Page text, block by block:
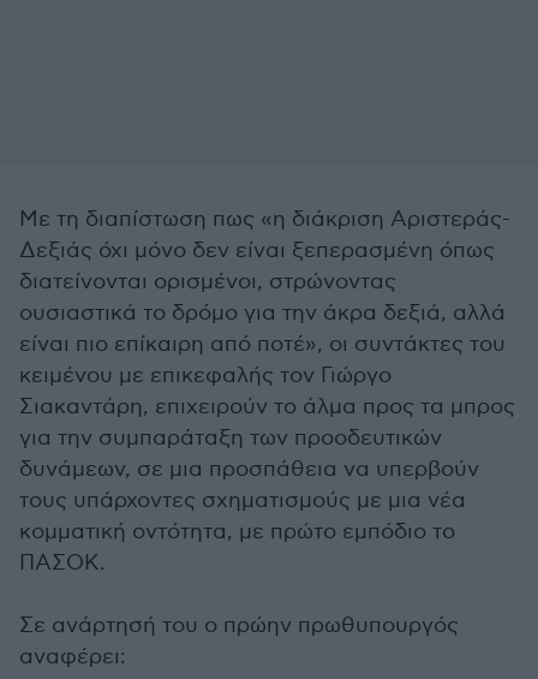
Με τη διαπίστωση πως «η διάκριση Αριστεράς-
Δεξιάς όχι μόνο δεν είναι ξεπερασμένη όπως
διατείνονται ορισμένοι, στρώνοντας
ουσιαστικά το δρόμο για την άκρα δεξιά, αλλά
είναι πιο επίκαιρη από ποτέ», οι συντάκτες του
κειμένου με επικεφαλής τον Γιώργο
Σιακαντάρη, επιχειρούν το άλμα προς τα μπρος
για την συμπαράταξη των προοδευτικών
δυνάμεων, σε μια προσπάθεια να υπερβούν
τους υπάρχοντες σχηματισμούς με μια νέα
κομματική οντότητα, με πρώτο εμπόδιο το
ΠΑΣΟΚ.
Σε ανάρτησή του ο πρώην πρωθυπουργός
αναφέρει: